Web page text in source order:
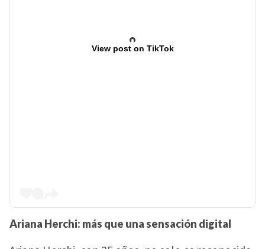
View post on TikTok
Ariana Herchi: más que una sensación digital